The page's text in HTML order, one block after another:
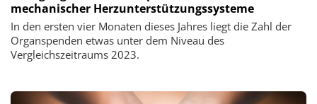
mechanischer Herzunterstützungssysteme
In den ersten vier Monaten dieses Jahres liegt die Zahl der
Organspenden etwas unter dem Niveau des
Vergleichszeitraums 2023.